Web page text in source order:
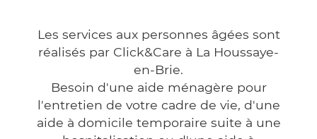
Les services aux personnes âgées sont
réalisés par Click&Care à La Houssaye-
en-Brie.
Besoin d'une aide ménagère pour
l'entretien de votre cadre de vie, d'une
aide à domicile temporaire suite à une